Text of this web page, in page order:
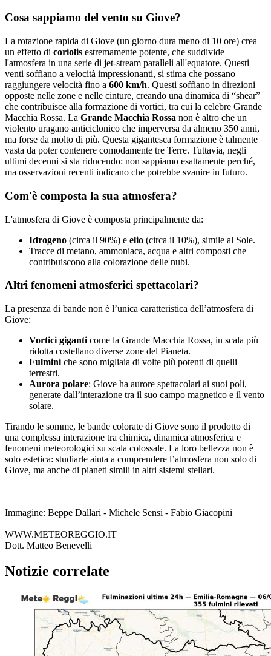
Cosa sappiamo del vento su Giove?
La rotazione rapida di Giove (un giorno dura meno di 10 ore) crea
un effetto di coriolis estremamente potente, che suddivide
l'atmosfera in una serie di jet-stream paralleli all'equatore. Questi
venti soffiano a velocità impressionanti, si stima che possano
raggiungere velocità fino a 600 km/h. Questi soffiano in direzioni
opposte nelle zone e nelle cinture, creando una dinamica di “shear”
che contribuisce alla formazione di vortici, tra cui la celebre Grande
Macchia Rossa. La Grande Macchia Rossa non è altro che un
violento uragano anticiclonico che imperversa da almeno 350 anni,
ma forse da molto di più. Questa gigantesca formazione è talmente
vasta da poter contenere comodamente tre Terre. Tuttavia, negli
ultimi decenni si sta riducendo: non sappiamo esattamente perché,
ma osservazioni recenti indicano che potrebbe svanire in futuro.
Com'è composta la sua atmosfera?
L'atmosfera di Giove è composta principalmente da:
Idrogeno (circa il 90%) e elio (circa il 10%), simile al Sole.
Tracce di metano, ammoniaca, acqua e altri composti che
contribuiscono alla colorazione delle nubi.
Altri fenomeni atmosferici spettacolari?
La presenza di bande non è l’unica caratteristica dell’atmosfera di
Giove:
Vortici giganti come la Grande Macchia Rossa, in scala più
ridotta costellano diverse zone del Pianeta.
Fulmini che sono migliaia di volte più potenti di quelli
terrestri.
Aurora polare: Giove ha aurore spettacolari ai suoi poli,
generate dall’interazione tra il suo campo magnetico e il vento
solare.
Tirando le somme, le bande colorate di Giove sono il prodotto di
una complessa interazione tra chimica, dinamica atmosferica e
fenomeni meteorologici su scala colossale. La loro bellezza non è
solo estetica: studiarle aiuta a comprendere l’atmosfera non solo di
Giove, ma anche di pianeti simili in altri sistemi stellari.
Immagine: Beppe Dallari - Michele Sensi - Fabio Giacopini
WWW.METEOREGGIO.IT
Dott. Matteo Benevelli
Notizie correlate